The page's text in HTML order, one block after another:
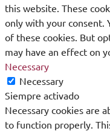
this website. These
only with your consent.
of these cookies. But
may have an effect on
Necessary
Necessary
Siempre activado
Necessary cookies are
to function properly.